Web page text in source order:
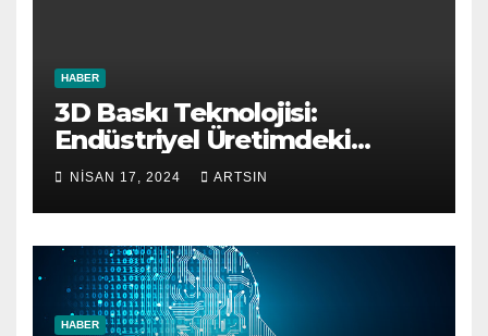
HABER
3D Baskı Teknolojisi:
Endüstriyel Üretimdeki
Yenilikler ve Gelecek
Trendleri
NISAN 17, 2024 ARTSIN
HABER